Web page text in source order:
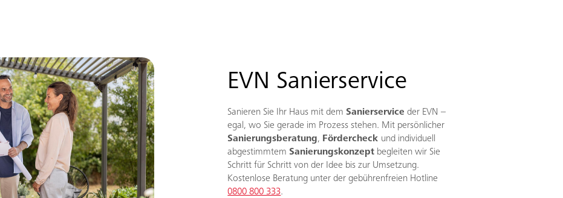
EVN Sanierservice
Sanieren Sie Ihr Haus mit dem Sanierservice der EVN –
egal, wo Sie gerade im Prozess stehen. Mit persönlicher
Sanierungsberatung, Fördercheck und individuell
abgestimmtem Sanierungskonzept begleiten wir Sie
Schritt für Schritt von der Idee bis zur Umsetzung.
Kostenlose Beratung unter der gebührenfreien Hotline
0800 800 333.